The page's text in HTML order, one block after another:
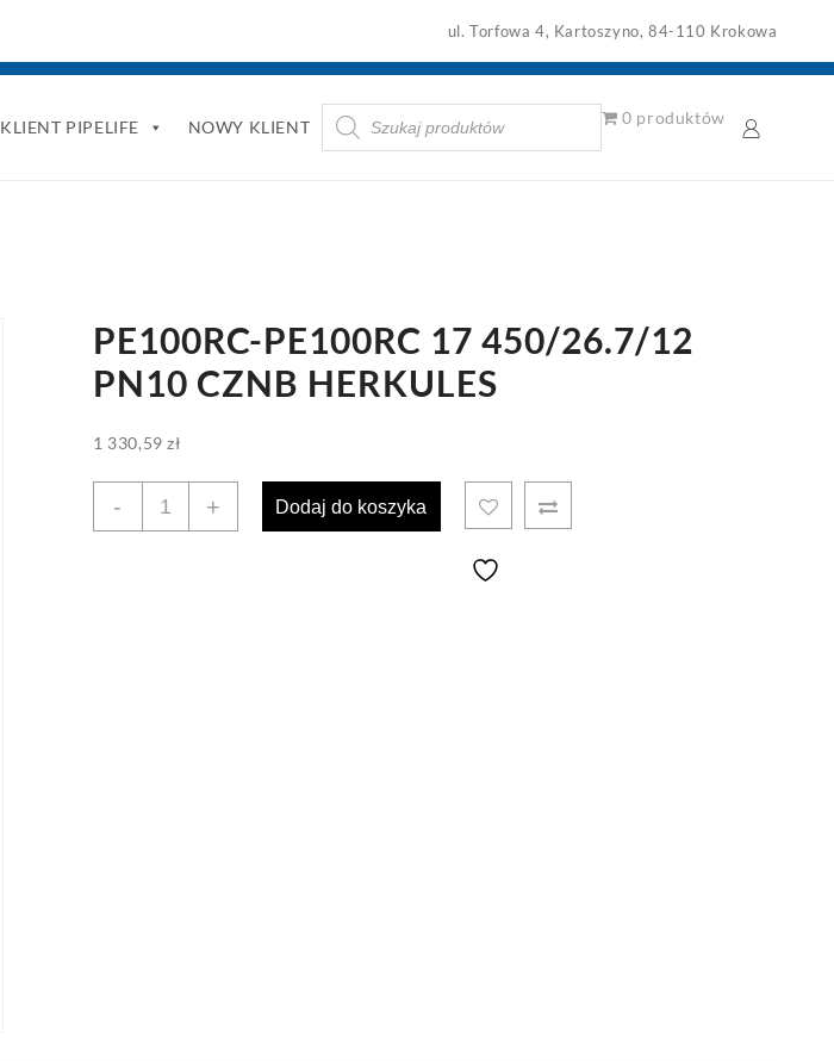
ul. Torfowa 4, Kartoszyno, 84-110 Krokowa
KLIENT PIPELIFE NOWY KLIENT
Wyszukiwarka
produktów
0 produktów
PE100RC-PE100RC 17 450/26.7/12
PN10 CZNB HERKULES
1 330,59zł
-
ilość
PE100RC-
+ Dodaj do koszyka